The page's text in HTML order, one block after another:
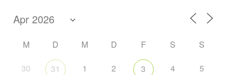
M D M D F S S
30 31 1 2 3 4 5